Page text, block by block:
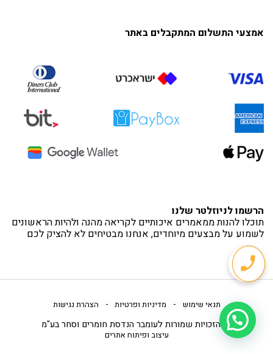
אמצעי התשלום המתקבלים באתר
הרשמו לניוזלטר שלנו
תוכלו להנות ממאמרים איכותיים לקריאה מהנה ולהיות הראשונים
לשמוע על מבצעים מיוחדים, אנחנו מבטיחים לא להציק לכם
תנאי שימוש - מדיניות ופרטיות - הצהרת נגישות
כל הזכויות שמורות לעומבר הנדסת חומרים וסחר בע"מ
עיצוב ופיתוח אתרים